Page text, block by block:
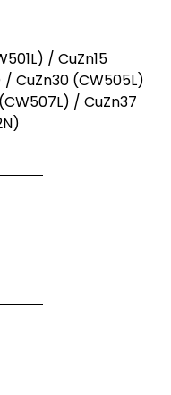
/ CuZn15
CuZn30 (CW505L)
/ CuZn37